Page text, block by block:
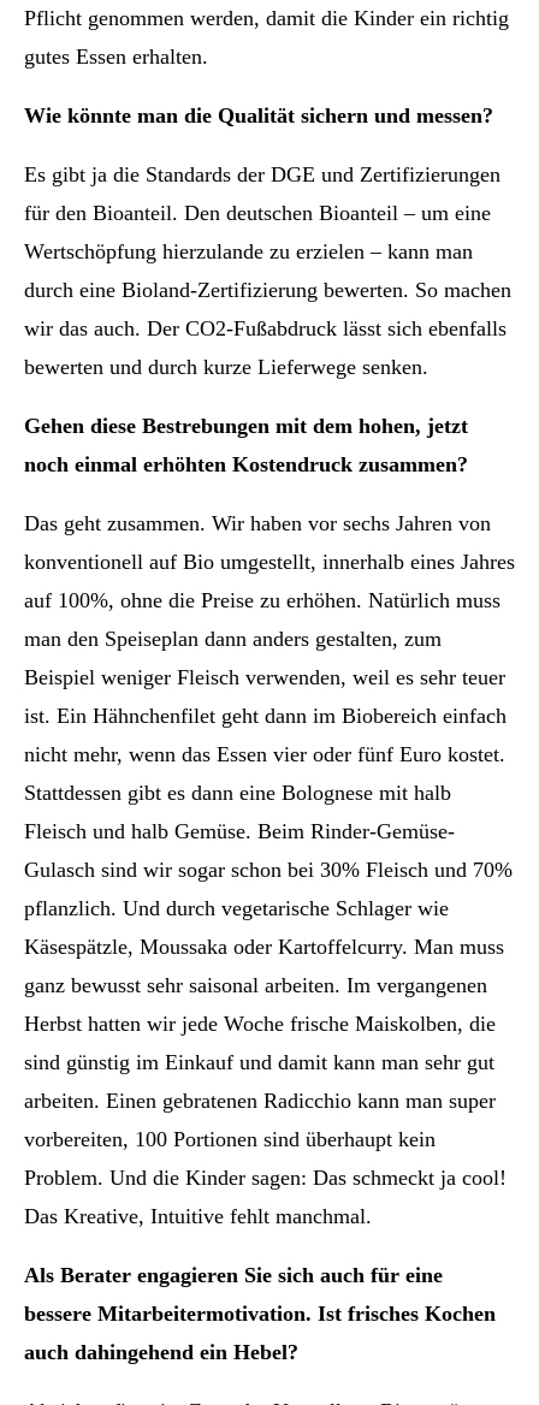
Pflicht genommen werden, damit die Kinder ein richtig
gutes Essen erhalten.
Wie könnte man die Qualität sichern und messen?
Es gibt ja die Standards der DGE und Zertifizierungen
für den Bioanteil. Den deutschen Bioanteil – um eine
Wertschöpfung hierzulande zu erzielen – kann man
durch eine Bioland-Zertifizierung bewerten. So machen
wir das auch. Der CO2-Fußabdruck lässt sich ebenfalls
bewerten und durch kurze Lieferwege senken.
Gehen diese Bestrebungen mit dem hohen, jetzt
noch einmal erhöhten Kostendruck zusammen?
Das geht zusammen. Wir haben vor sechs Jahren von
konventionell auf Bio umgestellt, innerhalb eines Jahres
auf 100%, ohne die Preise zu erhöhen. Natürlich muss
man den Speiseplan dann anders gestalten, zum
Beispiel weniger Fleisch verwenden, weil es sehr teuer
ist. Ein Hähnchenfilet geht dann im Biobereich einfach
nicht mehr, wenn das Essen vier oder fünf Euro kostet.
Stattdessen gibt es dann eine Bolognese mit halb
Fleisch und halb Gemüse. Beim Rinder-Gemüse-
Gulasch sind wir sogar schon bei 30% Fleisch und 70%
pflanzlich. Und durch vegetarische Schlager wie
Käsespätzle, Moussaka oder Kartoffelcurry. Man muss
ganz bewusst sehr saisonal arbeiten. Im vergangenen
Herbst hatten wir jede Woche frische Maiskolben, die
sind günstig im Einkauf und damit kann man sehr gut
arbeiten. Einen gebratenen Radicchio kann man super
vorbereiten, 100 Portionen sind überhaupt kein
Problem. Und die Kinder sagen: Das schmeckt ja cool!
Das Kreative, Intuitive fehlt manchmal.
Als Berater engagieren Sie sich auch für eine
bessere Mitarbeitermotivation. Ist frisches Kochen
auch dahingehend ein Hebel?